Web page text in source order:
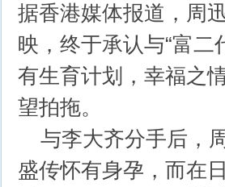
据香港媒体报道，周
映，终于承认与“富二
有生育计划，幸福之
望拍拖。
与李大齐分手后，
盛传怀有身孕，而在